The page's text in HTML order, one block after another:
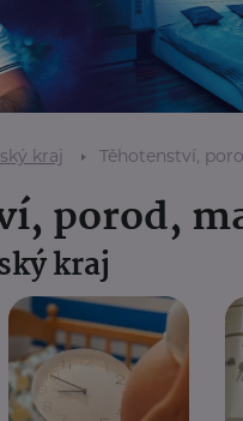
kraj Těhotenství,
porod,
kraj